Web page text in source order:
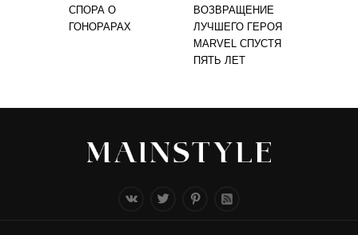
СПОРА О
ГОНОРАРАХ
ВОЗВРАЩЕНИЕ
ЛУЧШЕГО ГЕРОЯ
MARVEL СПУСТЯ
ПЯТЬ ЛЕТ